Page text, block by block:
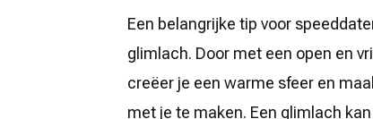
Een belangrijke tip voor
glimlach. Door met een open en
creëer je een warme sfeer en
met je te maken. Een glimlach